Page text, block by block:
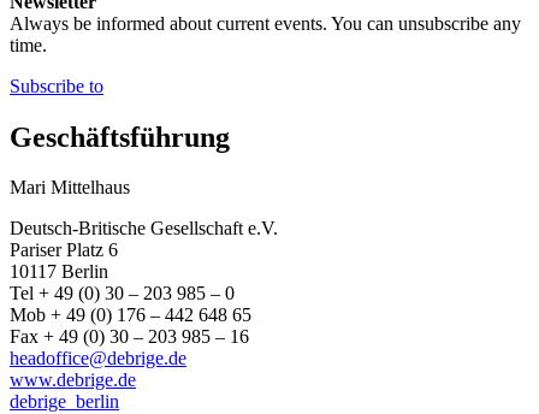
Always be informed about current events. You can unsubscribe any
time.
Subscribe to
Geschäftsführung
Mari Mittelhaus
Deutsch-Britische Gesellschaft e.V.
Pariser Platz 6
10117 Berlin
Tel + 49 (0) 30 – 203 985 – 0
Mob + 49 (0) 176 – 442 648 65
Fax + 49 (0) 30 – 203 985 – 16
headoffice@debrige.de
www.debrige.de
debrige_berlin